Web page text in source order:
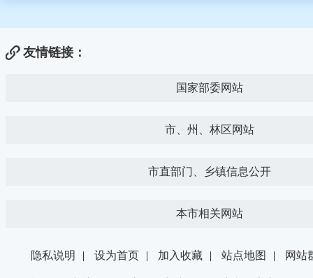
友情链接：
国家部委网站
市、州、林区网站
市直部门、乡镇信息公开
本市相关网站
隐私说明 | 设为首页 | 加入收藏 | 站点地图 | 网站